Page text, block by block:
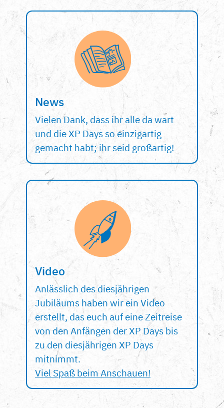
News
Vielen Dank, dass ihr alle da wart
und die XP Days so einzigartig
gemacht habt; ihr seid großartig!
Video
Anlässlich des diesjährigen
Jubiläums haben wir ein Video
erstellt, das euch auf eine Zeitreise
von den Anfängen der XP Days bis
zu den diesjährigen XP Days
mitnimmt.
Viel Spaß beim Anschauen!